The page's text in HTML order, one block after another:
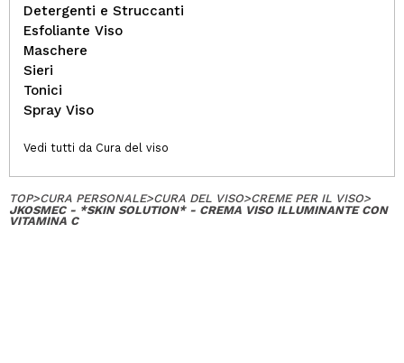
Detergenti e Struccanti
Esfoliante Viso
Maschere
Sieri
Tonici
Spray Viso
Vedi tutti da Cura del viso
TOP>CURA PERSONALE>CURA DEL VISO>CREME PER IL VISO>
JKOSMEC - *SKIN SOLUTION* - CREMA VISO ILLUMINANTE CON
VITAMINA C